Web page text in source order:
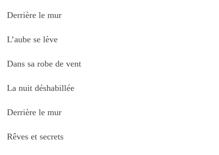
Derrière le mur
L’aube se lève
Dans sa robe de vent
La nuit déshabillée
Derrière le mur
Rêves et secrets